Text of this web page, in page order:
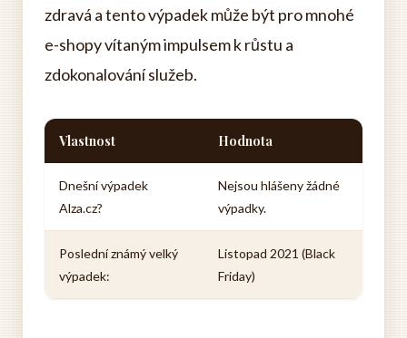
zdravá a tento výpadek může být pro mnohé
e-shopy vítaným impulsem k růstu a
zdokonalování služeb.
Vlastnost Hodnota
Dnešní výpadek
Alza.cz?
Nejsou hlášeny žádné
výpadky.
Poslední známý velký
výpadek:
Listopad 2021 (Black
Friday)